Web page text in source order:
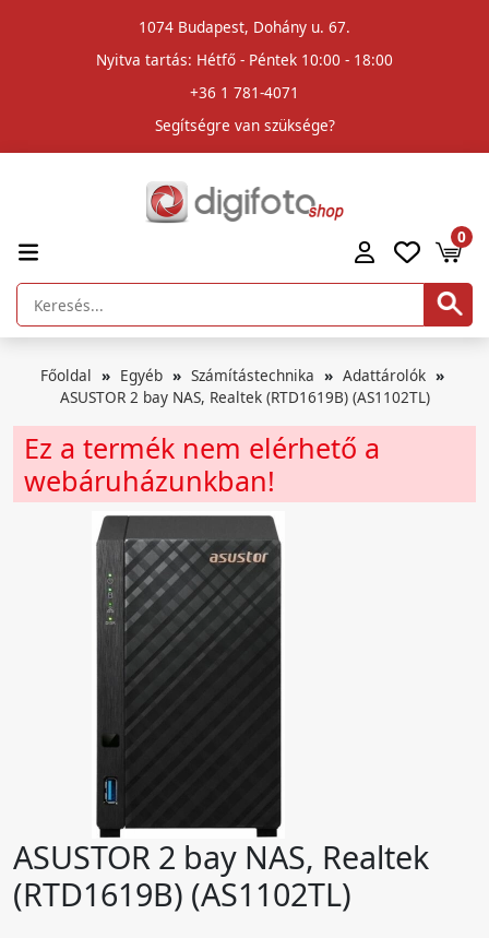
1074 Budapest, Dohány u. 67.
Nyitva tartás: Hétfő - Péntek 10:00 - 18:00
+36 1 781-4071
Segítségre van szüksége?
0
Főoldal Egyéb Számítástechnika
Adattárolók
ASUSTOR 2 bay NAS, Realtek (RTD1619B) (AS1102TL)
Ez a termék nem elérhető a
webáruházunkban!
ASUSTOR 2 bay NAS, Realtek
(RTD1619B) (AS1102TL)